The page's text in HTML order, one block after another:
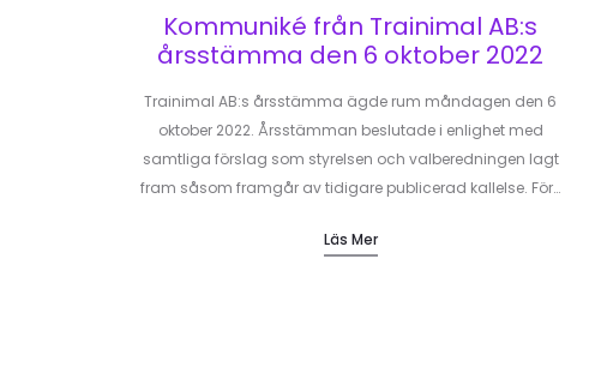
Kommuniké från Trainimal AB:s
årsstämma den 6 oktober 2022
Trainimal AB:s årsstämma ägde rum måndagen den 6
oktober 2022. Årsstämman beslutade i enlighet med
samtliga förslag som styrelsen och valberedningen lagt
fram såsom framgår av tidigare publicerad kallelse. För…
Läs Mer